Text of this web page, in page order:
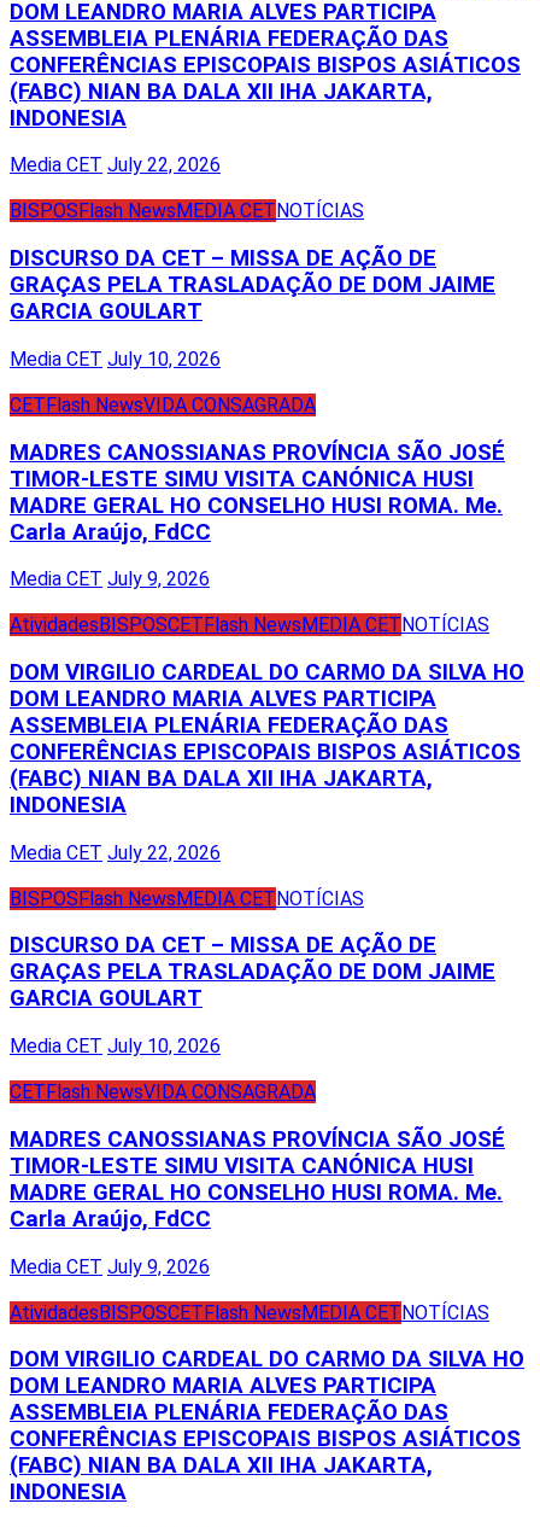
DOM LEANDRO MARIA ALVES PARTICIPA
ASSEMBLEIA PLENÁRIA FEDERAÇÃO DAS
CONFERÊNCIAS EPISCOPAIS BISPOS ASIÁTICOS
(FABC) NIAN BA DALA XII IHA JAKARTA,
INDONESIA
Media CET July 22, 2026
BISPOS Flash News MEDIA CET NOTÍCIAS
DISCURSO DA CET – MISSA DE AÇÃO DE
GRAÇAS PELA TRASLADAÇÃO DE DOM JAIME
GARCIA GOULART
Media CET July 10, 2026
CETFlash NewsVIDA CONSAGRADA
MADRES CANOSSIANAS PROVÍNCIA SÃO JOSÉ
TIMOR-LESTE SIMU VISITA CANÓNICA HUSI
MADRE GERAL HO CONSELHO HUSI ROMA. Me.
Carla Araújo, FdCC
Media CET July 9, 2026
Atividades BISPOSCET Flash News MEDIA CET NOTÍCIAS
DOM VIRGILIO CARDEAL DO CARMO DA SILVA HO
DOM LEANDRO MARIA ALVES PARTICIPA
ASSEMBLEIA PLENÁRIA FEDERAÇÃO DAS
CONFERÊNCIAS EPISCOPAIS BISPOS ASIÁTICOS
(FABC) NIAN BA DALA XII IHA JAKARTA,
INDONESIA
Media CET July 22, 2026
BISPOSFlash NewsMEDIA CETNOTÍCIAS
DISCURSO DA CET – MISSA DE AÇÃO DE
GRAÇAS PELA TRASLADAÇÃO DE DOM JAIME
GARCIA GOULART
Media CET July 10, 2026
CET Flash NewsVIDA CONSAGRADA
MADRES CANOSSIANAS PROVÍNCIA SÃO JOSÉ
TIMOR-LESTE SIMU VISITA CANÓNICA HUSI
MADRE GERAL HO CONSELHO HUSI ROMA. Me.
Carla Araújo, FdCC
Media CET July 9, 2026
AtividadesBISPOSCETFlash NewsMEDIA CETNOTÍCIAS
DOM VIRGILIO CARDEAL DO CARMO DA SILVA HO
DOM LEANDRO MARIA ALVES PARTICIPA
ASSEMBLEIA PLENÁRIA FEDERAÇÃO DAS
CONFERÊNCIAS EPISCOPAIS BISPOS ASIÁTICOS
(FABC) NIAN BA DALA XII IHA JAKARTA,
INDONESIA